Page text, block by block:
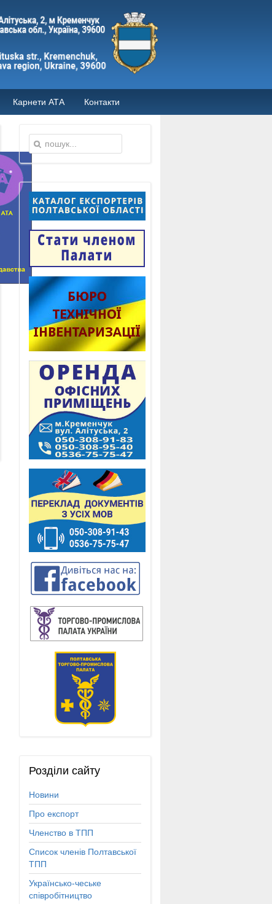
Карнети АТА Контакти
Розділи сайту
Новини
Про експорт
Членство в ТПП
Список членів Полтавської
ТПП
Українсько-чеське
співробітництво